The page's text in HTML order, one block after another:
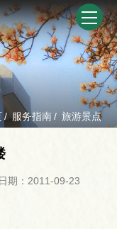
/ 服务指南 / 旅游景点
期：2011-09-23